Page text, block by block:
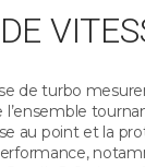
de turbo
au point et la